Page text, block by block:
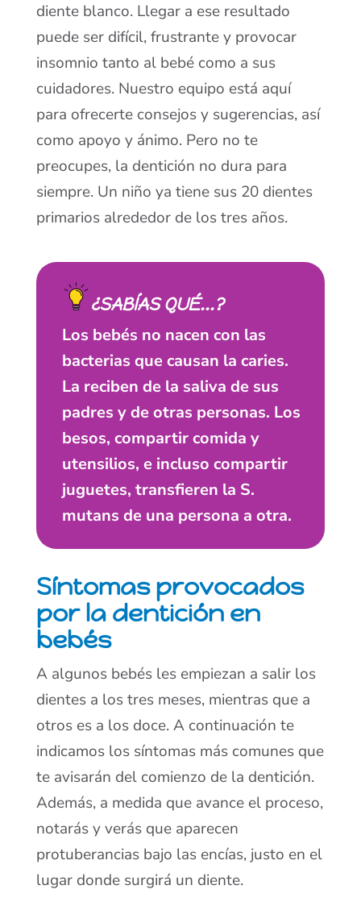
diente blanco. Llegar a ese resultado
puede ser difícil, frustrante y provocar
insomnio tanto al bebé como a sus
cuidadores. Nuestro equipo está aquí
para ofrecerte consejos y sugerencias, así
como apoyo y ánimo. Pero no te
preocupes, la dentición no dura para
siempre. Un niño ya tiene sus 20 dientes
primarios alrededor de los tres años.
¿SABÍAS QUÉ...?
Los bebés no nacen con las
bacterias que causan la caries.
La reciben de la saliva de sus
padres y de otras personas. Los
besos, compartir comida y
utensilios, e incluso compartir
juguetes, transfieren la S.
mutans de una persona a otra.
Síntomas provocados
por la dentición en
bebés
A algunos bebés les empiezan a salir los
dientes a los tres meses, mientras que a
otros es a los doce. A continuación te
indicamos los síntomas más comunes que
te avisarán del comienzo de la dentición.
Además, a medida que avance el proceso,
notarás y verás que aparecen
protuberancias bajo las encías, justo en el
lugar donde surgirá un diente.